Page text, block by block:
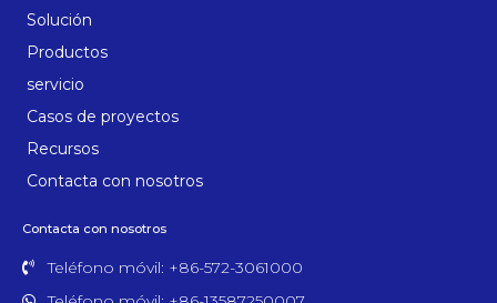
Solución
Productos
servicio
Casos de proyectos
Recursos
Contacta con nosotros
Contacta con nosotros
Teléfono móvil: +86-572-3061000